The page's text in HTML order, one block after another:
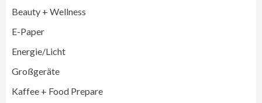
Beauty + Wellness
E-Paper
Energie/Licht
Großgeräte
Kaffee + Food Prepare
LG feiert 10 Jahre InstaView